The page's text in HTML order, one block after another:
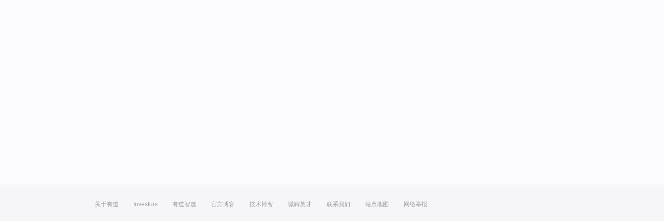
关于有道 Investors 有道智选 官方博客 技术博客 诚聘英才 联系我们 站点地图 网络举报